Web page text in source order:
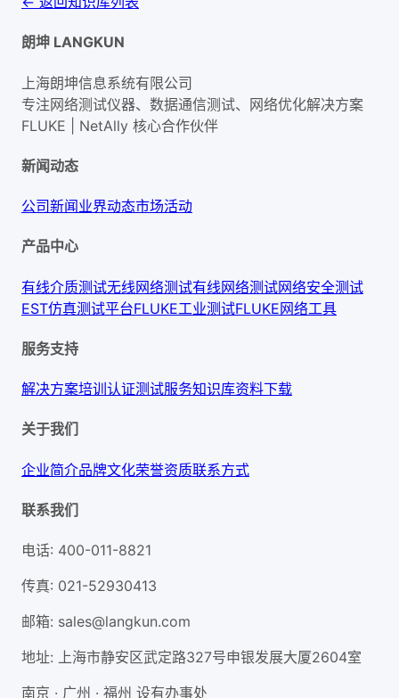
朗坤 LANGKUN
上海朗坤信息系统有限公司
专注网络测试仪器、数据通信测试、网络优化解决方案
FLUKE | NetAlly 核心合作伙伴
新闻动态
公司新闻业界动态市场活动
产品中心
有线介质测试无线网络测试有线网络测试网络安全测试
EST仿真测试平台FLUKE工业测试FLUKE网络工具
服务支持
解决方案培训认证测试服务知识库资料下载
关于我们
企业简介品牌文化荣誉资质联系方式
联系我们
电话: 400-011-8821
传真: 021-52930413
邮箱: sales@langkun.com
地址: 上海市静安区武定路327号申银发展大厦2604室
南京 · 广州 · 福州 设有办事处